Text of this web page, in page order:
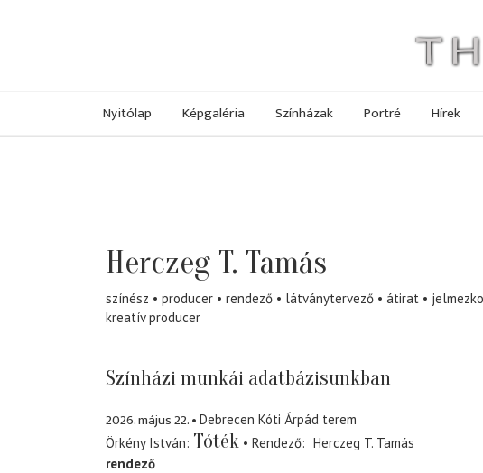
Nyitólap Képgaléria Színházak Portré Hírek
Herczeg T. Tamás
színész producer rendező látványtervező átirat
kreatív producer
Színházi munkái adatbázisunkban
2026. május 22.
Debrecen Kóti Árpád terem
Örkény István Tóték Rendező
Herczeg T. Tamás
rendező